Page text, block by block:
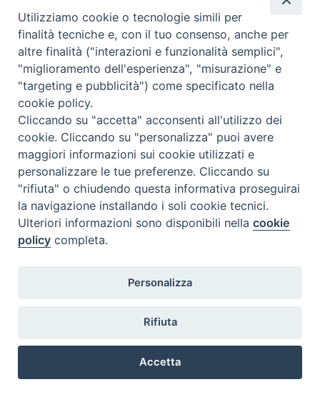
Utilizziamo cookie o tecnologie simili per
finalità tecniche e, con il tuo consenso, anche per
altre finalità ("interazioni e funzionalità semplici",
"miglioramento dell'esperienza", "misurazione" e
"targeting e pubblicità") come specificato nella
cookie policy.
Cliccando su "accetta" acconsenti all'utilizzo dei
cookie. Cliccando su "personalizza" puoi avere
maggiori informazioni sui cookie utilizzati e
personalizzare le tue preferenze. Cliccando su
"rifiuta" o chiudendo questa informativa proseguirai
la navigazione installando i soli cookie tecnici.
Ulteriori informazioni sono disponibili nellacookie
policy completa.
Personalizza
Rifiuta
Accetta